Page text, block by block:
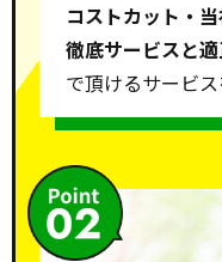
コストカット・
徹底サービスと適
で頂けるサービス